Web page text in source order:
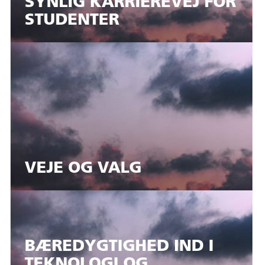
STUDENTER
VEJE OG VALG
BÆREDYGTIGHED IND I